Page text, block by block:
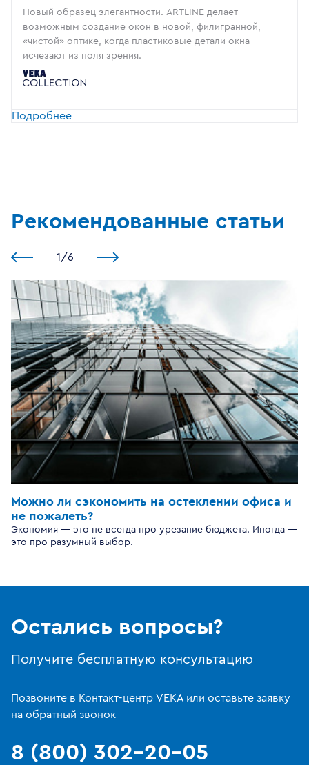
Новый образец элегантности. ARTLINE делает
возможным создание окон в новой, филигранной,
«чистой» оптике, когда пластиковые детали окна
исчезают из поля зрения.
Подробнее
Рекомендованные статьи
1 /6
Можно ли сэкономить на остеклении офиса и
не пожалеть?
Экономия — это не всегда про урезание бюджета. Иногда —
это про разумный выбор.
Остались вопросы?
Получите бесплатную консультацию
Позвоните в Контакт-центр VEKA или оставьте заявку
на обратный звонок
8 (800) 302-20-05